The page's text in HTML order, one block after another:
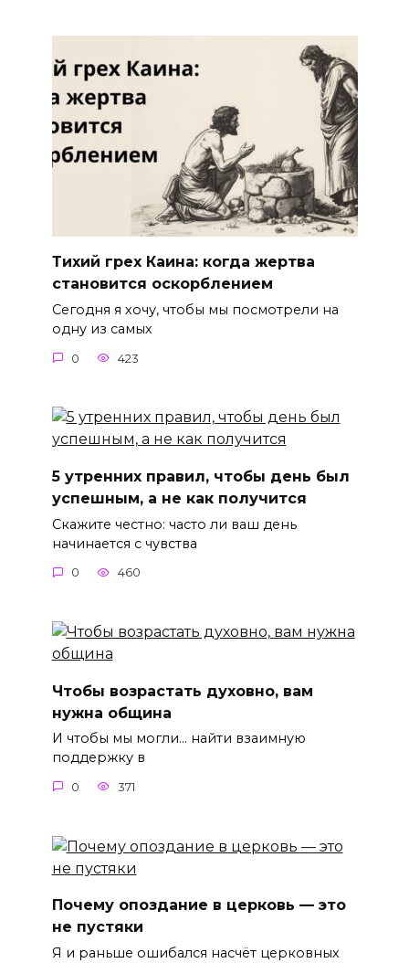
Тихий грех Каина: когда жертва
становится оскорблением
Сегодня я хочу, чтобы мы посмотрели на
одну из самых
0 423
5 утренних правил, чтобы день был
успешным, а не как получится
Скажите честно: часто ли ваш день
начинается с чувства
0 460
Чтобы возрастать духовно, вам
нужна община
И чтобы мы могли… найти взаимную
поддержку в
0 371
Почему опоздание в церковь — это
не пустяки
Я и раньше ошибался насчёт церковных